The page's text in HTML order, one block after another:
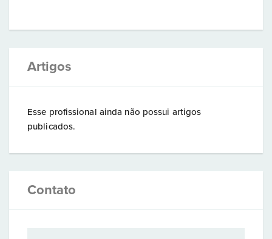
Artigos
Esse profissional ainda não possui artigos
publicados.
Contato